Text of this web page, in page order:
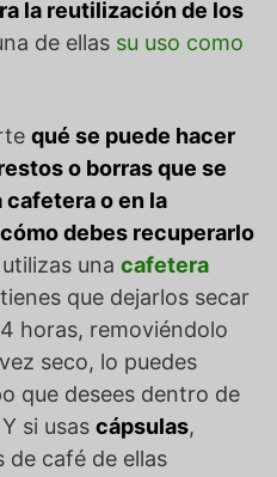
la reutilización de los
de ellas su uso como
qué se puede hacer
o borras que se
cafetera o en la
cómo debes recuperarlo
una cafetera
que dejarlos secar
horas, removiéndolo
seco, lo puedes
que desees dentro de
si usas cápsulas,
de café de ellas